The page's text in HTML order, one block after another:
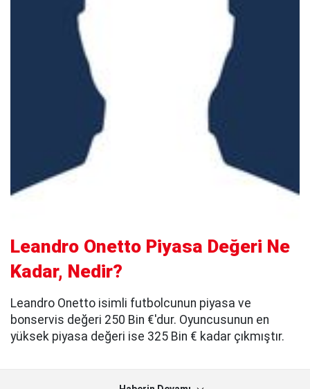
Leandro Onetto Piyasa Değeri Ne
Kadar, Nedir?
Leandro Onetto isimli futbolcunun piyasa ve
bonservis değeri 250 Bin €'dur. Oyuncusunun en
yüksek piyasa değeri ise 325 Bin € kadar çıkmıştır.